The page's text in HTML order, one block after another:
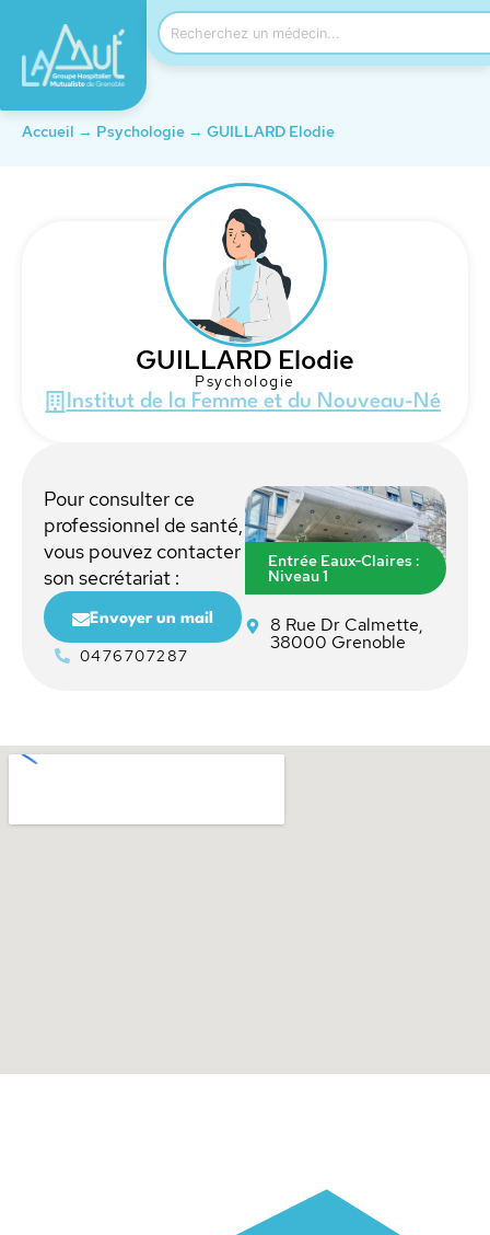
Accueil → Psychologie → GUILLARD Elodie
GUILLARD Elodie
Psychologie
Institut de la Femme et du Nouveau-Né
Pour consulter ce
professionnel de santé,
vous pouvez contacter
son secrétariat :
Envoyer un mail
0476707287
Entrée Eaux-Claires :
Niveau 1
8 Rue Dr Calmette,
38000 Grenoble